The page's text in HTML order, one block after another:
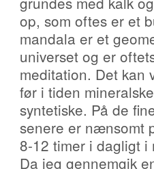
op, som oftes er et
mandala er et
universet og er
meditation. Det
før i tiden
syntetiske. På de
senere er nænsomt
8-12 timer i dagligt i
Da jeg gennemgik